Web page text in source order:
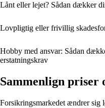
Lånt eller lejet? Sådan dækker
Lovpligtig eller frivillig
Hobby med ansvar: Sådan
erstatningskrav
Sammenlign
Forsikringsmarkedet ændrer sig